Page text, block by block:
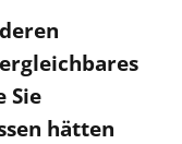
Sie
hätten